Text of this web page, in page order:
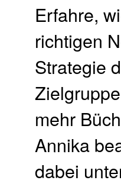
Erfahre,
richtigen
Strategie
mehr
Annika
dabei